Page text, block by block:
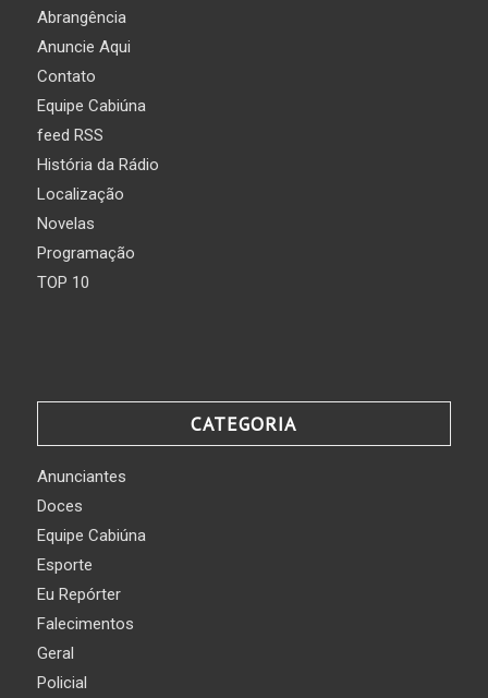
Abrangência
Anuncie Aqui
Contato
Equipe Cabiúna
feed RSS
História da Rádio
Localização
Novelas
Programação
TOP 10
CATEGORIA
Anunciantes
Doces
Equipe Cabiúna
Esporte
Eu Repórter
Falecimentos
Geral
Policial